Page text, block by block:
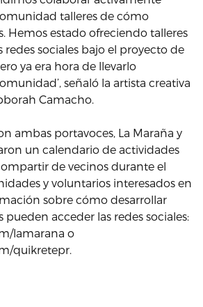
talleres de cómo
Hemos estado ofreciendo talleres
sociales bajo el proyecto de
ya era hora de llevarlo
señaló la artista creativa
Camacho.
ambas portavoces, La Maraña y
un calendario de actividades
de vecinos durante el
y voluntarios interesados en
sobre cómo desarrollar
pueden acceder las redes sociales:
lamarana o
quikretepr.